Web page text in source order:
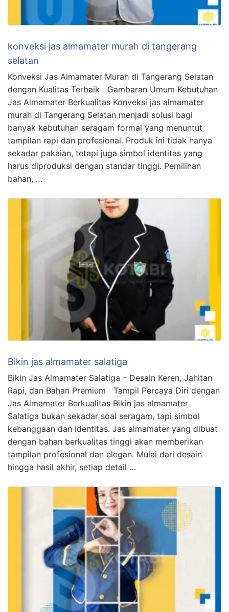
konveksi jas almamater murah di tangerang
selatan
Konveksi Jas Almamater Murah di Tangerang Selatan
dengan Kualitas Terbaik Gambaran Umum Kebutuhan
Jas Almamater Berkualitas Konveksi jas almamater
murah di Tangerang Selatan menjadi solusi bagi
banyak kebutuhan seragam formal yang menuntut
tampilan rapi dan profesional. Produk ini tidak hanya
sekadar pakaian, tetapi juga simbol identitas yang
harus diproduksi dengan standar tinggi. Pemilihan
bahan, …
Bikin jas almamater salatiga
Bikin Jas Almamater Salatiga – Desain Keren, Jahitan
Rapi, dan Bahan Premium Tampil Percaya Diri dengan
Jas Almamater Berkualitas Bikin jas almamater
Salatiga bukan sekadar soal seragam, tapi simbol
kebanggaan dan identitas. Jas almamater yang dibuat
dengan bahan berkualitas tinggi akan memberikan
tampilan profesional dan elegan. Mulai dari desain
hingga hasil akhir, setiap detail …